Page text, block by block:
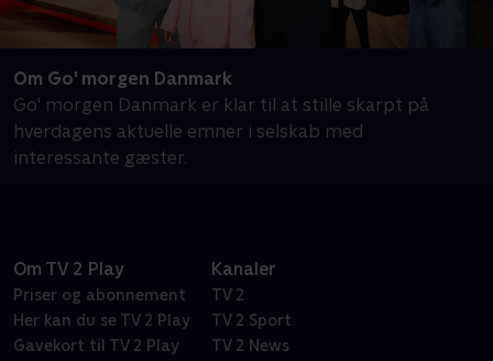
Om Go' morgen Danmark
Go' morgen Danmark er klar til at stille skarpt på
hverdagens aktuelle emner i selskab med
interessante gæster.
Om TV 2 Play
Priser og abonnement
Her kan du se TV 2 Play
Gavekort til TV 2 Play
Kanaler
TV 2
TV 2 Sport
TV 2 News